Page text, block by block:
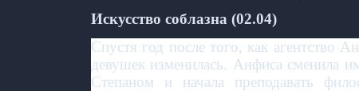
Искусство соблазна (02.04)
Спустя год после того, как агентство
девушек изменилась. Анфиса сменила
Степаном и начала преподавать